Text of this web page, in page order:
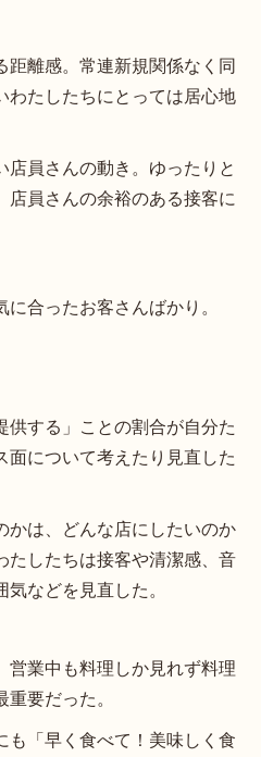
距離感。常連新規関係なく同
わたしたちにとっては居心地
員さんの動き。ゆったりと
店員さんの余裕のある接客に
合ったお客さんばかり。
する」ことの割合が自分た
について考えたり見直した
かは、どんな店にしたいのか
たしたちは接客や清潔感、音
などを見直した。
営業中も料理しか見れず料理
要だった。
「早く食べて！美味しく食